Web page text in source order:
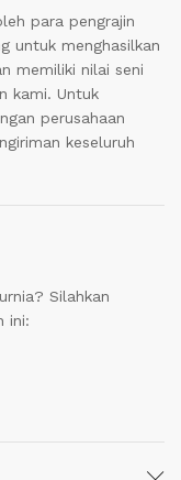
para pengrajin
untuk menghasilkan
memiliki nilai seni
kami. Untuk
perusahaan
keseluruh
Silahkan
ini: